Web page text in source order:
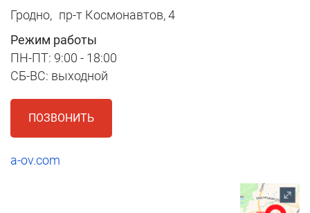
Гродно, пр-т Космонавтов, 4
Режим работы
ПН-ПТ: 9:00 - 18:00
СБ-ВС: выходной
ПОЗВОНИТЬ
a-ov.com